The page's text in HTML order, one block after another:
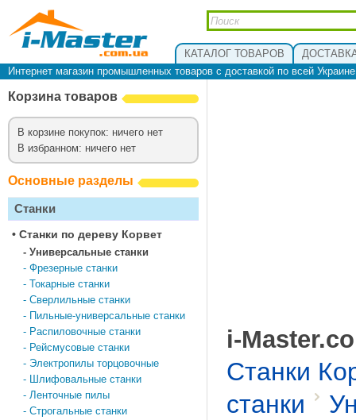
КАТАЛОГ ТОВАРОВ
Интернет магазин промышленных товаров с доставкой по всей
Корзина товаров
В корзине покупок: ничего нет
В избранном: ничего нет
Основные разделы
Станки
• Cтанки по дереву Корвет
- Универсальные станки
- Фрезерные станки
- Токарные станки
- Сверлильные станки
- Пильные-универсальные станки
- Распиловочные станки
- Рейсмусовые станки
- Электропилы торцовочные
- Шлифовальные станки
- Ленточные пилы
- Строгальные станки
i-
Станки
станки